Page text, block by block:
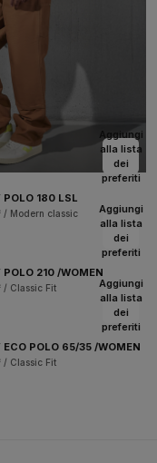
Aggiungi
alla lista
dei
preferiti
POLO 180 LSL
/ Modern classic
Aggiungi
alla lista
dei
preferiti
POLO 210 /WOMEN
/ Classic Fit
Aggiungi
alla lista
dei
preferiti
ECO POLO 65/35 /WOMEN
/ Classic Fit